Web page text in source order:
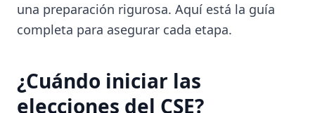
una preparación rigurosa. Aquí está la guía
completa para asegurar cada etapa.
¿Cuándo iniciar las
elecciones del CSE?